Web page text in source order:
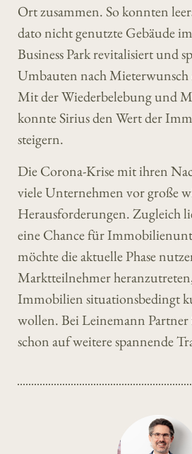
Ort zusammen. So konnten
dato nicht genutzte Gebäude
Business Park revitalisiert und
Umbauten nach Mieterwunsch
Mit der Wiederbelebung und
konnte Sirius den Wert der
steigern.
Die Corona-Krise mit ihren
viele Unternehmen vor große
Herausforderungen. Zugleich
eine Chance für
möchte die aktuelle Phase
Marktteilnehmer
Immobilien situationsbedingt
wollen. Bei Leinemann
schon auf weitere spannende